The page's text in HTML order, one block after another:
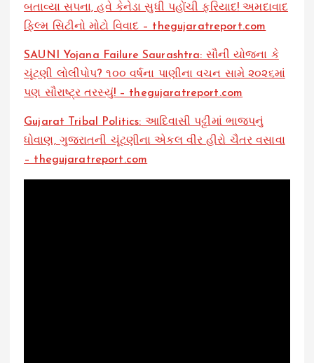
બતાવ્યા સપના, હવે કેનેડા સુધી પહોંચી ફરિયાદ! અમદાવાદ
ફિલ્મ સિટીનો મોટો વિવાદ – thegujaratreport.com
SAUNI Yojana Failure Saurashtra: સૌની યોજના કે
ચૂંટણી લોલીપોપ? ૧૦૦ વર્ષના પાણીના વચન સામે ૨૦૨૬માં
પણ સૌરાષ્ટ્ર તરસ્યું! – thegujaratreport.com
Gujarat Tribal Politics: આદિવાસી પટ્ટીમાં ભાજપનું
ધોવાણ, ગુજરાતની ચૂંટણીના એકલ વીર હીરો ચૈતર વસાવા
– thegujaratreport.com